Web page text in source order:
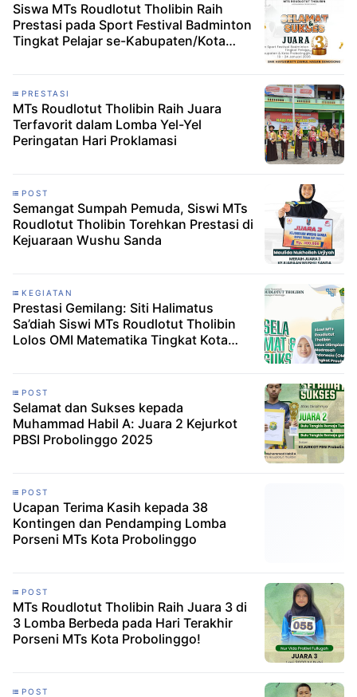
Siswa MTs Roudlotut Tholibin Raih
Prestasi pada Sport Festival Badminton
Tingkat Pelajar se-Kabupaten/Kota
PRESTASI
MTs Roudlotut Tholibin Raih Juara
Terfavorit dalam Lomba Yel-Yel
Peringatan Hari Proklamasi
POST
Semangat Sumpah Pemuda, Siswi MTs
Roudlotut Tholibin Torehkan Prestasi di
Kejuaraan Wushu Sanda
KEGIATAN
Prestasi Gemilang: Siti Halimatus
Sa’diah Siswi MTs Roudlotut Tholibin
Lolos OMI Matematika Tingkat Kota
POST
Selamat dan Sukses kepada
Muhammad Habil A: Juara 2 Kejurkot
PBSI Probolinggo 2025
POST
Ucapan Terima Kasih kepada 38
Kontingen dan Pendamping Lomba
Porseni MTs Kota Probolinggo
POST
MTs Roudlotut Tholibin Raih Juara 3 di
3 Lomba Berbeda pada Hari Terakhir
Porseni MTs Kota Probolinggo!
POST